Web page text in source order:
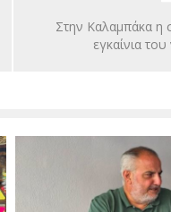
Στην Καλαμπάκα η
εγκαίνια